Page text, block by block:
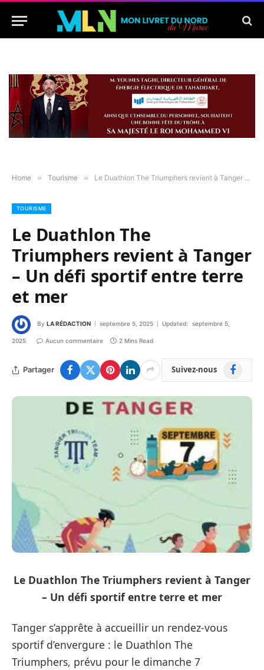
Home » Tourisme » Le Duathlon The Triumphers revient à Tanger – Un défi sportif entre terre et mer
TOURISME
Le Duathlon The
Triumphers revient à Tanger
– Un défi sportif entre terre
et mer
By LA RÉDACTION septembre 5, 2025 Updated: septembre 5,
2025 Aucun commentaire 2 Mins Read
Partager Suivez-nous Facebook
Le Duathlon The Triumphers revient à Tanger
– Un défi sportif entre terre et mer
Tanger s’apprête à accueillir un rendez-vous
sportif d’envergure : le Duathlon The
Triumphers, prévu pour le dimanche 7